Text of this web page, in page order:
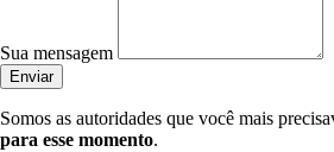
Sua mensagem
Enviar
Somos as autoridades que você mais
para esse momento.